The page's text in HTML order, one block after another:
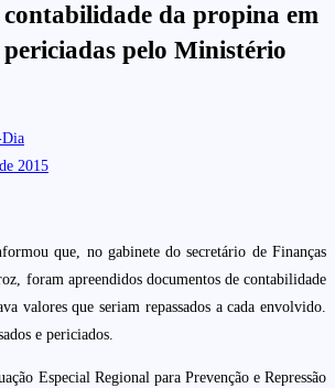
da propina em
pelo Ministério
2015
que, no gabinete do secretário de Finanças
foram apreendidos documentos de contabilidade
valores que seriam repassados a cada envolvido.
e periciados.
Especial Regional para Prevenção e Repressão